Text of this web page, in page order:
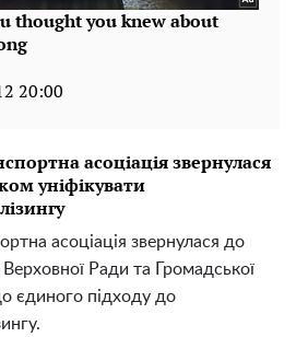
20:00
асоціація звернулася
уніфікувати
асоціація звернулася до
Ради та Громадської
єдиного підходу до